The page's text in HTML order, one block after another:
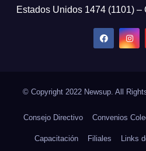
Estados Unidos 1474 (1101)
© Copyright 2022 Newsup. All
Consejo Directivo Convenios
Capacitación Filiales Links